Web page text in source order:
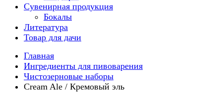
Сувенирная продукция
Бокалы
Литература
Товар для дачи
Главная
Ингредиенты для пивоварения
Чистозерновые наборы
Cream Ale / Кремовый эль